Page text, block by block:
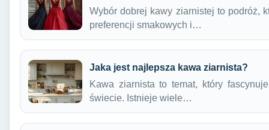
Wybór dobrej kawy ziarnistej to podróż,
preferencji smakowych i…
Jaka jest najlepsza kawa ziarnista?
Kawa ziarnista to temat, który
świecie. Istnieje wiele…